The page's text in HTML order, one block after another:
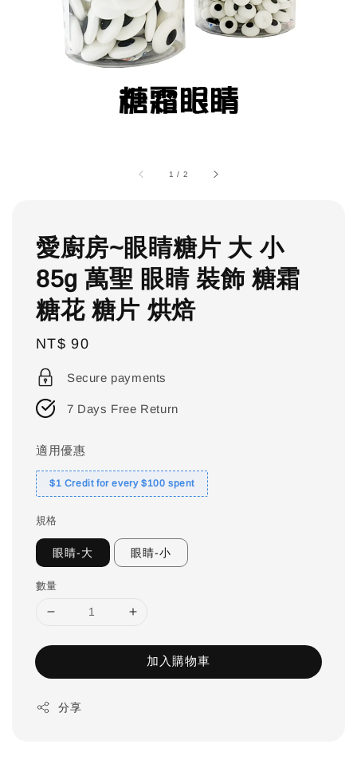
1 / 2
愛廚房~眼睛糖片 大 小
85g 萬聖 眼睛 裝飾 糖霜
糖花 糖片 烘焙
Regular
price
NT$ 90
Secure payments
7 Days Free Return
適用優惠
$1 Credit for every $100 spent
規格
眼睛-大 眼睛-小
數量
加入購物車
分享